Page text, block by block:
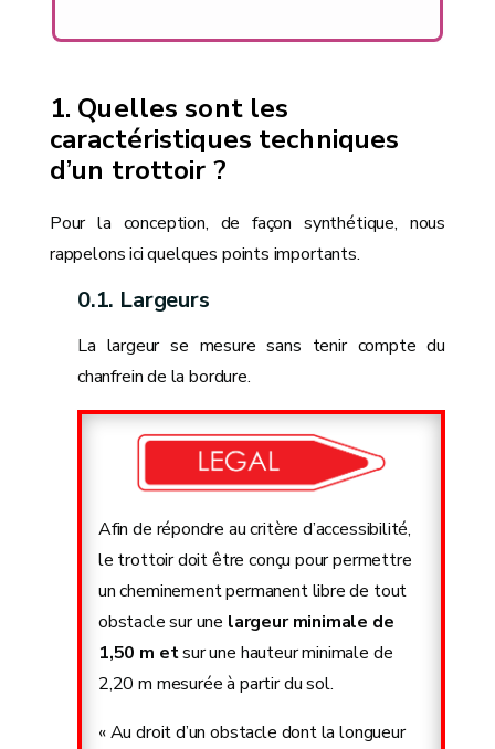
Quelles sont les
caractéristiques techniques
d’un trottoir ?
Pour la conception, de façon synthétique, nous
rappelons ici quelques points importants.
Largeurs
La largeur se mesure sans tenir compte du
chanfrein de la bordure.
Afin de répondre au critère d’accessibilité,
le trottoir doit être conçu pour permettre
un cheminement permanent libre de tout
obstacle sur une largeur minimale de
1,50 m etsur une hauteur minimale de
2,20 m mesurée à partir du sol.
« Au droit d’un obstacle dont la longueur